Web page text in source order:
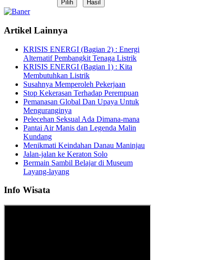
Artikel Lainnya
KRISIS ENERGI (Bagian 2) : Energi
Alternatif Pembangkit Tenaga Listrik
KRISIS ENERGI (Bagian 1) : Kita
Membutuhkan Listrik
Susahnya Memperoleh Pekerjaan
Stop Kekerasan Terhadap Perempuan
Pemanasan Global Dan Upaya Untuk
Menguranginya
Pelecehan Seksual Ada Dimana-mana
Pantai Air Manis dan Legenda Malin
Kundang
Menikmati Keindahan Danau Maninjau
Jalan-jalan ke Keraton Solo
Bermain Sambil Belajar di Museum
Layang-layang
Info Wisata